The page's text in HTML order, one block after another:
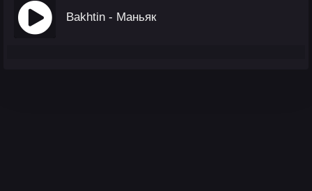
Bakhtin - Маньяк